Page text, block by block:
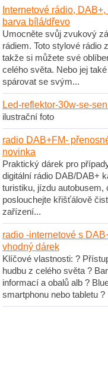
Internetové rádio,
barva bílá/dřevo
Umocněte svůj zvukový
rádiem. Toto stylové rádio
takže si můžete své
celého světa. Nebo jej
spárovat se svým...
Led-reflektor-30w-se-
ilustrační foto
radio DAB+FM-
novinka
Praktický dárek pro
digitální rádio DAB/DAB+
turistiku, jízdu autobusem,
poslouchejte křišťálově
zařízení...
radio -internetové s
vhodný dárek
Klíčové vlastnosti: ?
hudbu z celého světa ?
informací a obalů alb ?
smartphonu nebo tabletu